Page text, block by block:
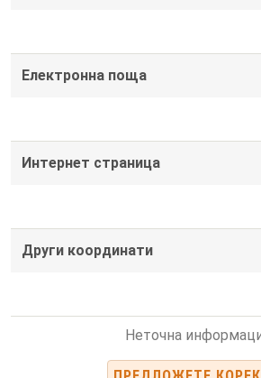
Електронна поща
Интернет страница
Други координати
Неточна